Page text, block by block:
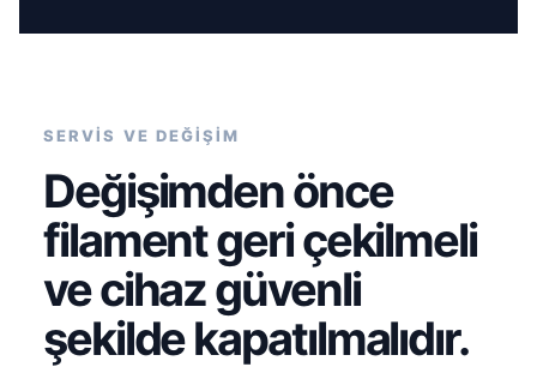
SERVİS VE DEĞİŞİM
Değişimden önce
filament geri çekilmeli
ve cihaz güvenli
şekilde kapatılmalıdır.